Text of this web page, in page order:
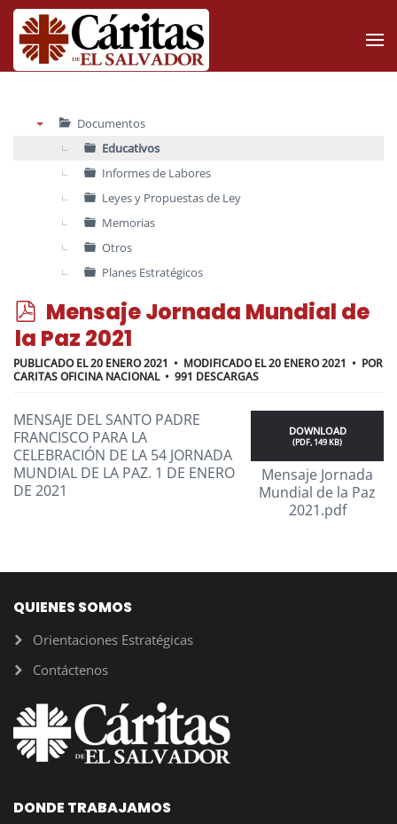
Skip to main content
Documentos
Educativos
Informes de Labores
Leyes y Propuestas de Ley
Memorias
Otros
Planes Estratégicos
p
d
f
Mensaje Jornada Mundial de
la Paz 2021
PUBLICADO EL 20 ENERO 2021 MODIFICADO EL 20 ENERO 2021
POR
CARITAS OFICINA NACIONAL
991 DESCARGAS
DOWNLOAD
(PDF, 149 KB)
Mensaje Jornada
Mundial de la Paz
2021.pdf
MENSAJE DEL SANTO PADRE
FRANCISCO PARA LA
CELEBRACIÓN DE LA 54 JORNADA
MUNDIAL DE LA PAZ. 1 DE ENERO
DE 2021
QUIENES SOMOS
Orientaciones Estratégicas
Contáctenos
DONDE TRABAJAMOS